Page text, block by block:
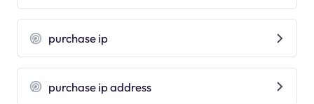
purchase ip
purchase ip address